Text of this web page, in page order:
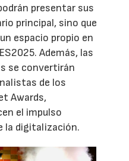
presentar sus
principal, sino que
espacio propio en
Además, las
se convertirán
de los
Awards,
el impulso
la digitalización.